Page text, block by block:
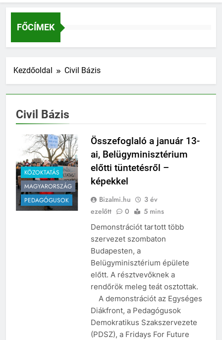
FŐCÍMEK
Kezdőoldal Civil Bázis
Civil Bázis
KÖZOKTATÁS
MAGYARORSZÁG
PEDAGÓGUSOK
Összefoglaló a január 13-
ai, Belügyminisztérium
előtti tüntetésről –
képekkel
Bizalmi.hu
3 év
ezelőtt
0 5 mins
Demonstrációt tartott több
szervezet szombaton
Budapesten, a
Belügyminisztérium épülete
előtt. A résztvevőknek a
rendőrök meleg teát osztottak.
A demonstrációt az Egységes
Diákfront, a Pedagógusok
Demokratikus Szakszervezete
(PDSZ), a Fridays For Future